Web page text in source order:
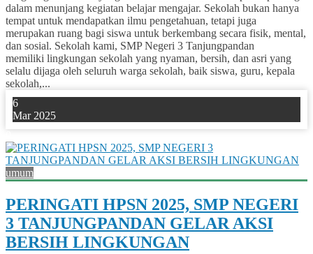
dalam menunjang kegiatan belajar mengajar. Sekolah bukan hanya
tempat untuk mendapatkan ilmu pengetahuan, tetapi juga
merupakan ruang bagi siswa untuk berkembang secara fisik, mental,
dan sosial. Sekolah kami, SMP Negeri 3 Tanjungpandan
memiliki lingkungan sekolah yang nyaman, bersih, dan asri yang
selalu dijaga oleh seluruh warga sekolah, baik siswa, guru, kepala
sekolah,...
6
Mar 2025
umum
PERINGATI HPSN 2025, SMP NEGERI
3 TANJUNGPANDAN GELAR AKSI
BERSIH LINGKUNGAN